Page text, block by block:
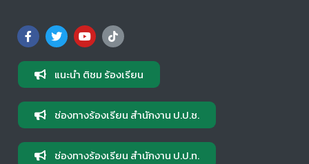
แนะนำ ติชม ร้องเรียน
ช่องทางร้องเรียน สำนักงาน ป.ป.ช.
ช่องทางร้องเรียน สำนักงาน ป.ป.ท.